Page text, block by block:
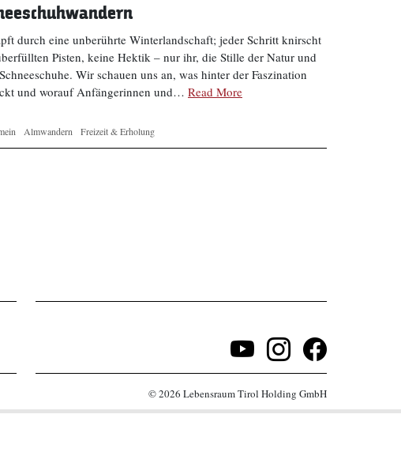
durch eine unberührte Winterlandschaft; jeder Schritt knirscht
Pisten, keine Hektik – nur ihr, die Stille der Natur und
Wir schauen uns an, was hinter der Faszination
und worauf Anfängerinnen und… Read More
Almwandern Freizeit & Erholung
© 2026 Lebensraum Tirol Holding GmbH